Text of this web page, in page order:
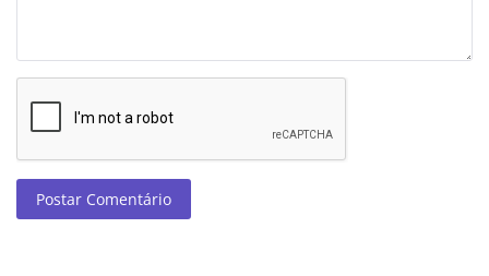
Postar Comentário